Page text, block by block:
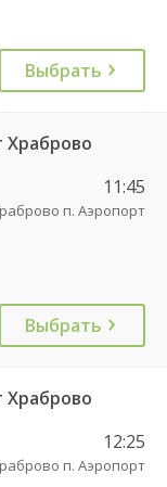
Выбрать
Храброво
11:45
п. Аэропорт
Выбрать
Храброво
12:25
п. Аэропорт